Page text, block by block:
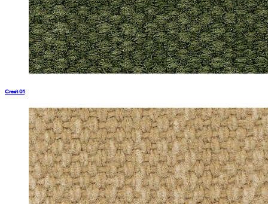
Crest 01